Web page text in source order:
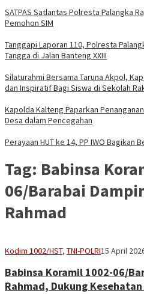
SATPAS Satlantas Polresta Palangka
Pemohon SIM
Tanggapi Laporan 110, Polresta
Tangga di Jalan Banteng XXIII
Silaturahmi Bersama Taruna Akpol,
dan Inspiratif Bagi Siswa di Sekolah
Kapolda Kalteng Paparkan
Desa dalam Pencegahan
Perayaan HUT ke 14, PP IWO Bagikan
Tag: Babinsa
06/Barabai
Rahmad
Kodim 1002/HST, TNI-POLRIVananta
15 April
Babinsa Koramil 1002-06/
Rahmad, Dukung